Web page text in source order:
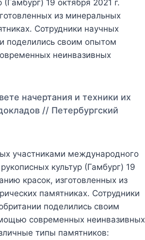
19 октября 2021 г.
из минеральных
Сотрудники научных
поделились своим опытом
неинвазивных
начертания и техники их
// Петербургский
участниками международного
культур (Гамбург) 19
красок, изготовленных из
памятниках. Сотрудники
поделились своим
современных неинвазивных
типы памятников: